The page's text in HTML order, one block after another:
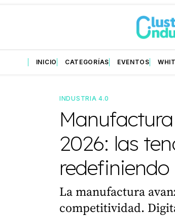
INICIO CATEGORÍAS EVENTOS
INDUSTRIA 4.0
2026: las
La manufactura
competitividad.